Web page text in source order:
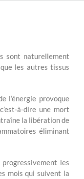
sont naturellement
les autres tissus
l’énergie provoque
à-dire une mort
la libération de
éliminant
les
mois qui suivent la